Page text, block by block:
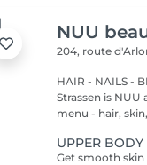
NUU
204, route
HAIR - NAILS -
Strassen is
menu - hair,
UPPER